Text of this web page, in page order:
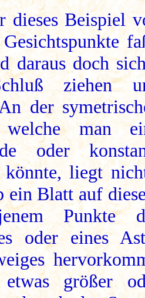
dieses Beispiel
daraus doch
ziehen
der
man
oder
könnte, liegt
ein Blatt auf
Punkte
oder eines
größer